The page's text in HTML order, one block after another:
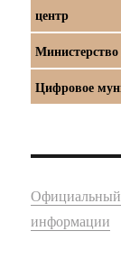
центр
Цифровое
Официальный
информации